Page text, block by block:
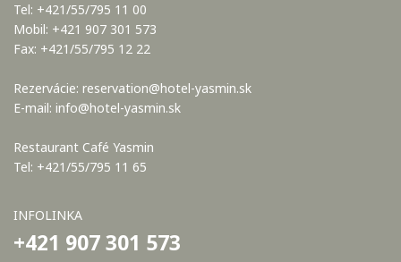
Tel: +421/55/795 11 00
Mobil: +421 907 301 573
Fax: +421/55/795 12 22
Rezervácie: reservation@hotel-yasmin.sk
E-mail: info@hotel-yasmin.sk
Restaurant Café Yasmin
Tel: +421/55/795 11 65
INFOLINKA
+421 907 301 573